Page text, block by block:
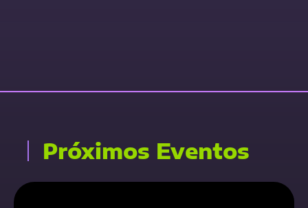
Próximos Eventos